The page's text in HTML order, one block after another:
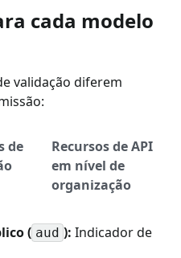
cada modelo
validação diferem
de
Recursos de API
em nível de
organização
( aud ): Indicador de